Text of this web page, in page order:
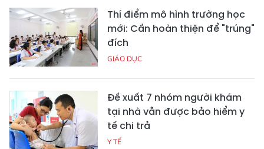
Thí điểm mô hình trường học
mới: Cần hoàn thiện để "trúng"
đích
GIÁO DỤC
Đề xuất 7 nhóm người khám
tại nhà vẫn được bảo hiểm y
tế chi trả
Y TẾ